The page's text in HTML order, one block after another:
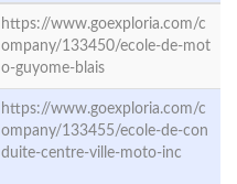
https://www.goexploria.com/c
ompany/133450/ecole-de-mot
o-guyome-blais
https://www.goexploria.com/c
ompany/133455/ecole-de-con
duite-centre-ville-moto-inc